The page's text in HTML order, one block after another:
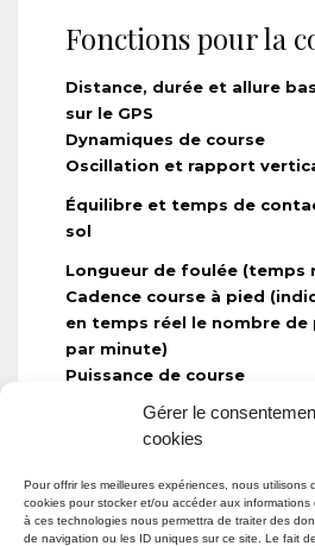
Gérer le
cookies
Pour offrir les meilleures expériences, nous utilisons
cookies pour stocker et/ou accéder aux
à ces technologies nous permettra de traiter des
de navigation ou les ID uniques sur ce site. Le fait
Fonctions pour la
Distance, durée et allure
sur le GPS
Dynamiques de course
Oscillation et rapport
Équilibre et temps de
sol
Longueur de foulée (temps
Cadence course à pied
en temps réel le nombre de
par minute)
Puissance de course
Seuil lactique
Stratégies d’allure PacePro